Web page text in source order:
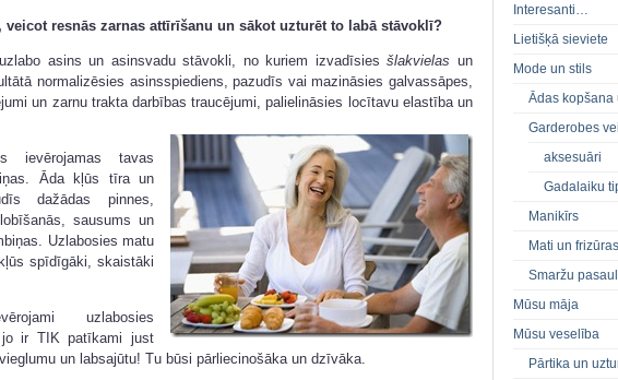
veicot resnās zarnas attīrīšanu un sākot uzturēt to labā stāvoklī?
asins un asinsvadu stāvokli, no kuriem izvadīsiesšlakvielas un
normalizēsies asinsspiediens, pazudīs vai mazināsies galvassāpes,
un zarnu trakta darbības traucējumi, palielināsies locītavu elastība un
ievērojamas tavas
Āda kļūs tīra un
dažādas pinnes,
sausums un
Uzlabosies matu
spīdīgāki, skaistāki
uzlabosies
jo ir TIK patīkami just
un labsajūtu! Tu būsi pārliecinošāka un dzīvāka.
Interesanti…
Lietišķā sieviete
Mode un stils
Ādas kopšana
Garderobes
aksesuāri
Gadalaiku
Manikīrs
Mati un frizūras
Smaržu
Mūsu māja
Mūsu veselība
Pārtika un